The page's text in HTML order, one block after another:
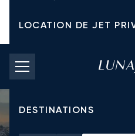
LOCATION DE JET
TARIFS D'AFFRÈTEMENT
JETS PRIVÉS
DESTINATIONS